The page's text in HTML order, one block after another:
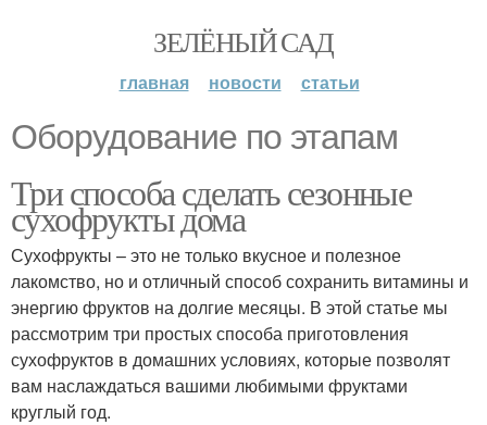
ЗЕЛЁНЫЙ САД
главная новости статьи
Оборудование по этапам
Три способа сделать сезонные
сухофрукты дома
Сухофрукты – это не только вкусное и полезное
лакомство, но и отличный способ сохранить витамины и
энергию фруктов на долгие месяцы. В этой статье мы
рассмотрим три простых способа приготовления
сухофруктов в домашних условиях, которые позволят
вам наслаждаться вашими любимыми фруктами
круглый год.